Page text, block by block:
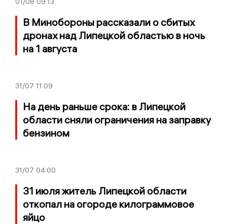
В Минобороны рассказали о сбитых
дронах над Липецкой областью в ночь
на 1 августа
31/07 11:09
На день раньше срока: в Липецкой
области сняли ограничения на заправку
бензином
31/07 04:00
31 июля житель Липецкой области
откопал на огороде килограммовое
яйцо